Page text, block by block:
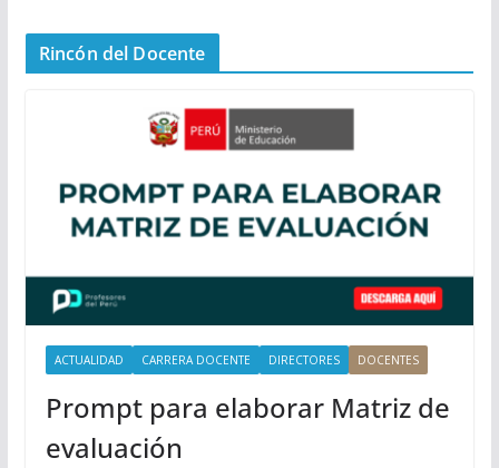
e
n
a
Rincón del Docente
ACTUALIDAD CARRERA DOCENTE DIRECTORES DOCENTES
Prompt para elaborar Matriz de
evaluación